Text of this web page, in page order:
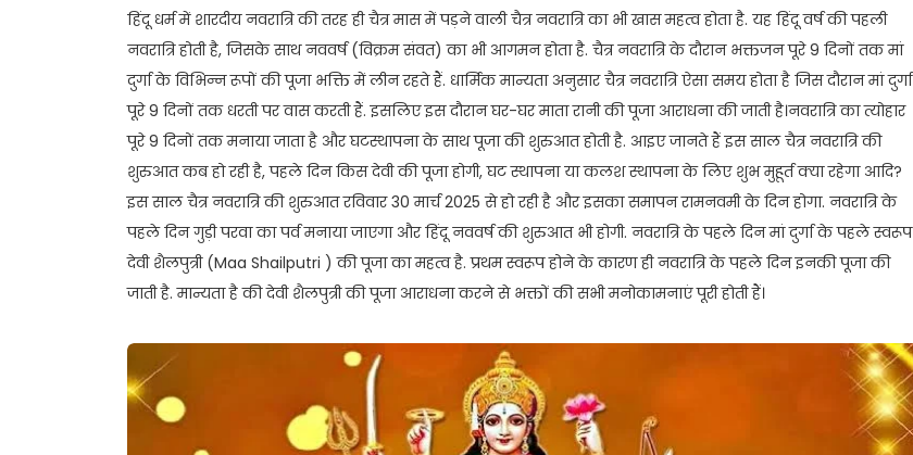
हिंदू धर्म में शारदीय नवरात्रि की तरह ही चैत्र मास में पड़ने वाली चैत्र नवरात्रि का भी खास महत्व होता है. यह हिंदू वर्ष की पहली
नवरात्रि होती है, जिसके साथ नववर्ष (विक्रम संवत) का भी आगमन होता है. चैत्र नवरात्रि के दौरान भक्तजन पूरे 9 दिनों तक मां
दुर्गा के विभिन्न रूपों की पूजा भक्ति में लीन रहते हैं. धार्मिक मान्यता अनुसार चैत्र नवरात्रि ऐसा समय होता है जिस दौरान मां दुर्गा
पूरे 9 दिनों तक धरती पर वास करती हैं. इसलिए इस दौरान घर-घर माता रानी की पूजा आराधना की जाती है।नवरात्रि का त्योहार
पूरे 9 दिनों तक मनाया जाता है और घटस्थापना के साथ पूजा की शुरुआत होती है. आइए जानते हैं इस साल चैत्र नवरात्रि की
शुरुआत कब हो रही है, पहले दिन किस देवी की पूजा होगी, घट स्थापना या कलश स्थापना के लिए शुभ मुहूर्त क्या रहेगा आदि?
इस साल चैत्र नवरात्रि की शुरुआत रविवार 30 मार्च 2025 से हो रही है और इसका समापन रामनवमी के दिन होगा. नवरात्रि के
पहले दिन गुड़ी परवा का पर्व मनाया जाएगा और हिंदू नववर्ष की शुरुआत भी होगी. नवरात्रि के पहले दिन मां दुर्गा के पहले स्वरूप
देवी शैलपुत्री (Maa Shailputri ) की पूजा का महत्व है. प्रथम स्वरूप होने के कारण ही नवरात्रि के पहले दिन इनकी पूजा की
जाती है. मान्यता है की देवी शैलपुत्री की पूजा आराधना करने से भक्तों की सभी मनोकामनाएं पूरी होती हैं।